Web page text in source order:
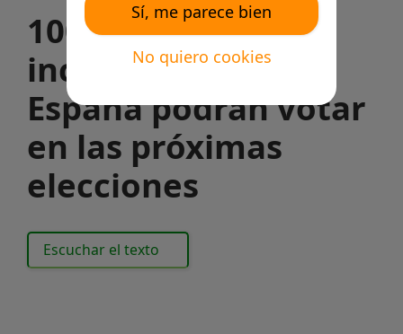
100.000 personas
incapacitadas en
España podrán votar
en las próximas
elecciones
Escuchar el texto
Sí, me parece bien
No quiero cookies